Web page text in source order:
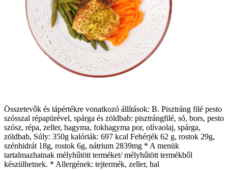
Összetevők és tápértékre vonatkozó állítások: B. Pisztráng filé pesto
szósszal répapürével, spárga és zöldbab: pisztrángfilé, só, bors, pesto
szósz, répa, zeller, hagyma, fokhagyma por, olívaolaj, spárga,
zöldbab, Súly: 350g kalóriák: 697 kcal Fehérjék 62 g, rostok 29g,
szénhidrát 18g, rostok 6g, nátrium 2839mg * A menük
tartalmazhatnak mélyhűtött terméket/ mélyhűtött termékből
készülhetnek. * Allergének: tejtermék, zeller, hal